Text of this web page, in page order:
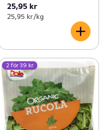
25,95 kr
25,95 kr /kg
2 för 39 kr